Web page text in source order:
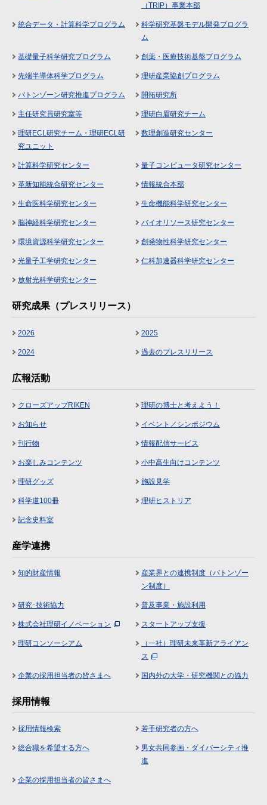
（TRIP）事業本部
統合データ・計算科学プログラム
科学研究基盤モデル開発プログラ
ム
基礎量子科学研究プログラム 創薬・医療技術基盤プログラム
先端半導体科学プログラム 理研産業協創プログラム
バトンゾーン研究推進プログラム 開拓研究所
主任研究員研究室等 理研白眉研究チーム
理研ECL研究チーム・理研ECL研
究ユニット
数理創造研究センター
計算科学研究センター 量子コンピュータ研究センター
革新知能統合研究センター 情報統合本部
生命医科学研究センター 生命機能科学研究センター
脳神経科学研究センター バイオリソース研究センター
環境資源科学研究センター 創発物性科学研究センター
光量子工学研究センター 仁科加速器科学研究センター
放射光科学研究センター
研究成果（プレスリリース）
2026 2025
2024 過去のプレスリリース
広報活動
クローズアップRIKEN 理研の博士と考えよう！
お知らせ イベント／シンポジウム
刊行物 情報配信サービス
お楽しみコンテンツ 小中高生向けコンテンツ
理研グッズ 施設見学
科学道100冊 理研ヒストリア
記念史料室
産学連携
知的財産情報
産業界との連携制度（バトンゾー
ン制度）
研究･技術協力 普及事業・施設利用
株式会社理研イノベーション スタートアップ支援
理研コンソーシアム
（一社）理研未来革新アライアン
ス
企業の採用担当者の皆さまへ 国内外の大学・研究機関との協力
採用情報
採用情報検索 若手研究者の方へ
総合職を希望する方へ
男女共同参画・ダイバーシティ推
進
企業の採用担当者の皆さまへ